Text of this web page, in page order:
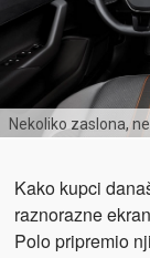
Nekoliko zaslona,
Kako kupci
raznorazne
Polo pripremio